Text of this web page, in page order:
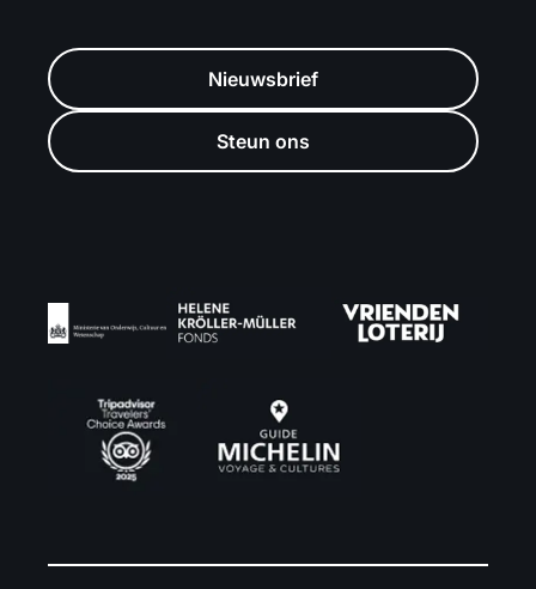
Nieuwsbrief
Steun ons